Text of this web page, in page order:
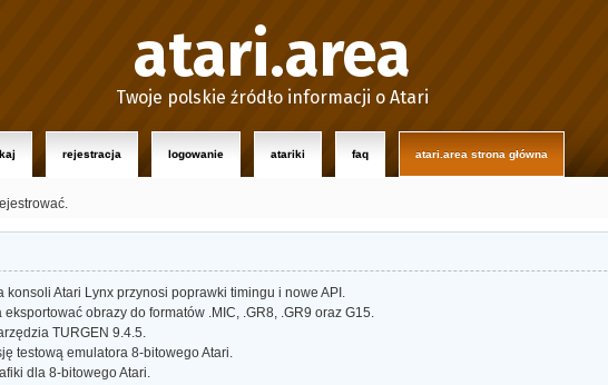
atari.area
Twoje polskie źródło informacji o Atari
rejestracja logowanie atariki faq atari.area strona główna
Atari Lynx przynosi poprawki timingu i nowe API.
eksportować obrazy do formatów .MIC, .GR8, .GR9 oraz G15.
TURGEN 9.4.5.
testową emulatora 8-bitowego Atari.
dla 8-bitowego Atari.